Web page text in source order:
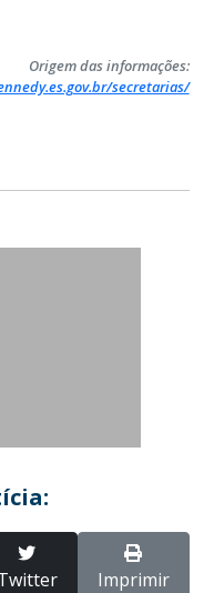
Origem das informações:
secretarias/
Imprimir